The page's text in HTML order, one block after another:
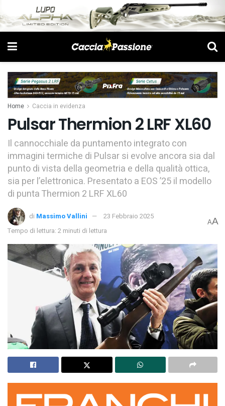
Home Caccia in evidenza
Pulsar Thermion 2 LRF XL60
Il cannocchiale da puntamento integrato con
immagini termiche di Pulsar si evolve ancora sia dal
punto di vista della geometria e della qualità ottica,
sia per l’elettronica. Presentato a EOS ’25 il modello
di punta Thermion 2 LRF XL60
di Massimo Vallini
23 Febbraio 2025
Tempo di lettura: 2 minuti di lettura
AA